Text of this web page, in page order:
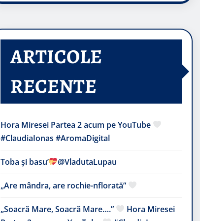
ARTICOLE
RECENTE
Hora Miresei Partea 2 acum pe YouTube
#ClaudiaIonas #AromaDigital
Toba și basu’ @VladutaLupau
„Are mândra, are rochie-nflorată”
„Soacră Mare, Soacră Mare….”
Hora Miresei